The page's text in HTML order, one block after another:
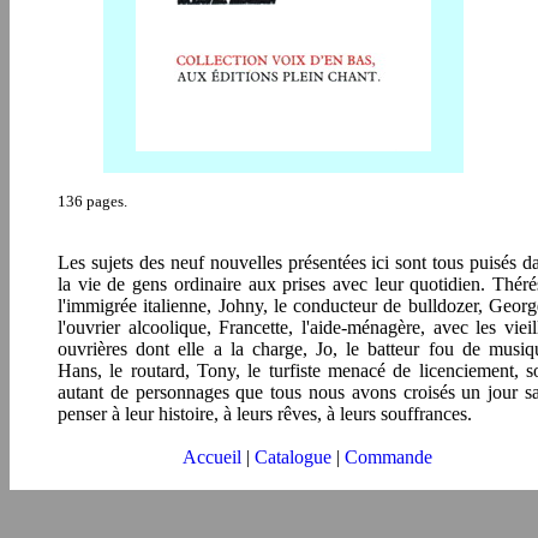
136 pages.
Les sujets des neuf nouvelles présentées ici sont tous puisés
la vie de gens ordinaire aux prises avec leur quotidien.
l'immigrée italienne, Johny, le conducteur de bulldozer,
l'ouvrier alcoolique, Francette, l'aide-ménagère, avec les
ouvrières dont elle a la charge, Jo, le batteur fou de
Hans, le routard, Tony, le turfiste menacé de licenciement,
autant de personnages que tous nous avons croisés un jour
penser à leur histoire, à leurs rêves, à leurs souffrances.
Accueil | Catalogue | Commande